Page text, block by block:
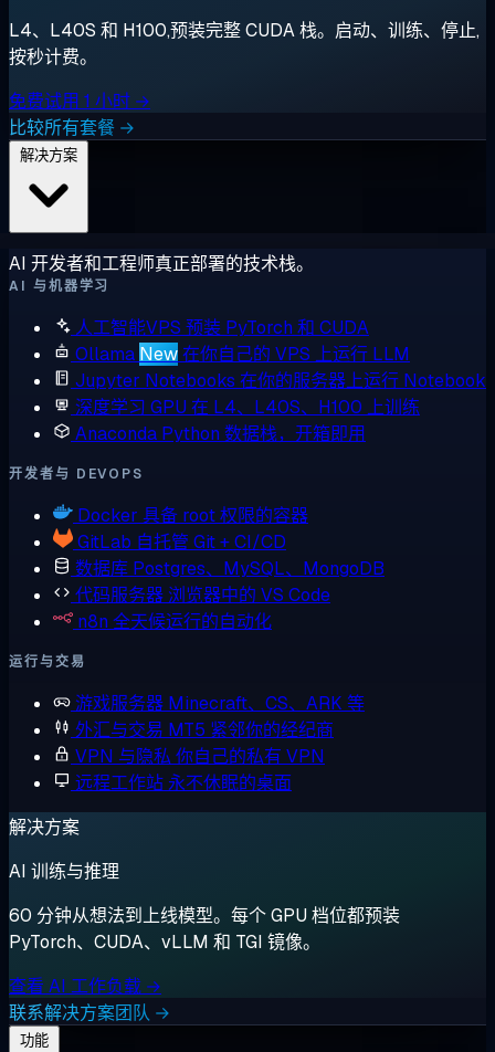
L4、L40S 和 H100,预装完整 CUDA 栈。启动、训练、停止,
按秒计费。
免费试用 1 小时 →
比较所有套餐 →
AI 开发者和工程师真正部署的技术栈。
AI 与机器学习
人工智能VPS 预装 PyTorch 和 CUDA
Ollama New在你自己的 VPS 上运行 LLM
Jupyter Notebooks 在你的服务器上运行 Notebook
深度学习 GPU 在 L4、L40S、H100 上训练
Anaconda Python 数据栈，开箱即用
开发者与 DEVOPS
Docker 具备 root 权限的容器
GitLab 自托管 Git + CI/CD
数据库 Postgres、MySQL、MongoDB
代码服务器 浏览器中的 VS Code
n8n 全天候运行的自动化
运行与交易
游戏服务器 Minecraft、CS、ARK 等
外汇与交易 MT5 紧邻你的经纪商
VPN 与隐私 你自己的私有 VPN
远程工作站 永不休眠的桌面
解决方案
AI 训练与推理
60 分钟从想法到上线模型。每个 GPU 档位都预装
PyTorch、CUDA、vLLM 和 TGI 镜像。
查看 AI 工作负载 →
联系解决方案团队 →